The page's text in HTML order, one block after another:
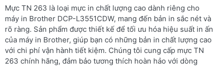
Mực TN 263 là loại mực in chất lượng cao dành riêng cho
máy in Brother DCP-L3551CDW, mang đến bản in sắc nét và
rõ ràng. Sản phẩm được thiết kế để tối ưu hóa hiệu suất in ấn
của máy in Brother, giúp bạn có những bản in chất lượng cao
với chi phí vận hành tiết kiệm. Chúng tôi cung cấp mực TN
263 chính hãng, đảm bảo tương thích hoàn hảo với dòng